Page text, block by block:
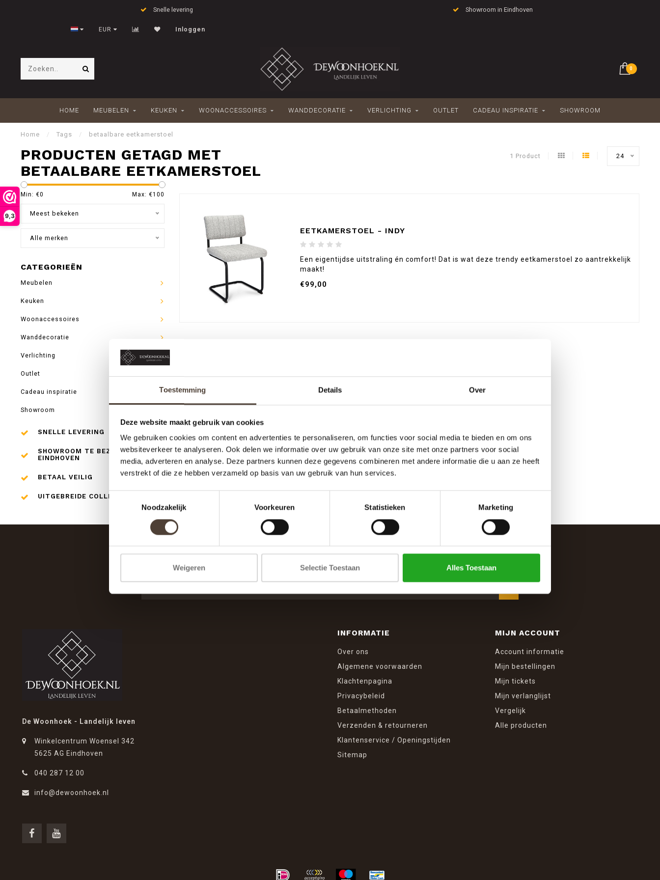
Toestemming Details Over
Deze website maakt gebruik van cookies
We gebruiken cookies om content en advertenties te personaliseren, om functies voor social media te bieden en om ons
websiteverkeer te analyseren. Ook delen we informatie over uw gebruik van onze site met onze partners voor social
media, adverteren en analyse. Deze partners kunnen deze gegevens combineren met andere informatie die u aan ze heeft
verstrekt of die ze hebben verzameld op basis van uw gebruik van hun services.
Toestemmingsselectie
Noodzakelijk
Voorkeuren Statistieken Marketing
Weigeren Selectie Toestaan Alles Toestaan
9,3
Snelle levering Showroom in Eindhoven
EUR Inloggen
0
HOME MEUBELEN KEUKEN WOONACCESSOIRES WANDDECORATIE VERLICHTING OUTLET CADEAU INSPIRATIE SHOWROOM
Home / Tags / betaalbare eetkamerstoel
PRODUCTEN GETAGD MET
BETAALBARE EETKAMERSTOEL
1 Product 24
Min: €0 Max: €100
Meest bekeken
Alle merken
CATEGORIEËN
Meubelen
Keuken
Woonaccessoires
Wanddecoratie
Verlichting
Outlet
Cadeau inspiratie
Showroom
SNELLE LEVERING
SHOWROOM TE BEZOEKEN IN
EINDHOVEN
BETAAL VEILIG
UITGEBREIDE COLLECTIE
EETKAMERSTOEL - INDY
Een eigentijdse uitstraling én comfort! Dat is wat deze trendy eetkamerstoel zo aantrekkelijk
maakt!
€99,00
SCHRIJF JE IN VOOR DE NIEUWSBRIEF
And stay up to date with our latest offers
De Woonhoek - Landelijk leven
Winkelcentrum Woensel 342
5625 AG Eindhoven
040 287 12 00
info@dewoonhoek.nl
INFORMATIE
Over ons
Algemene voorwaarden
Klachtenpagina
Privacybeleid
Betaalmethoden
Verzenden & retourneren
Klantenservice / Openingstijden
Sitemap
MIJN ACCOUNT
Account informatie
Mijn bestellingen
Mijn tickets
Mijn verlanglijst
Vergelijk
Alle producten